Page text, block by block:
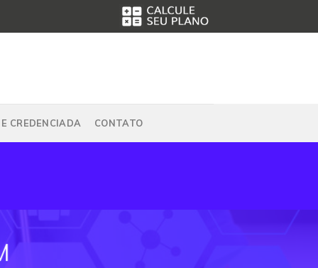
CREDENCIADA CONTATO